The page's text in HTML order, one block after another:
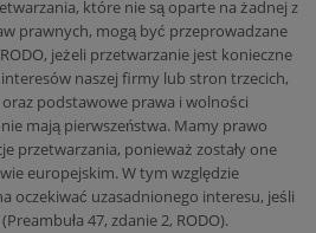
które nie są oparte na żadnej z
prawnych, mogą być przeprowadzane
jeżeli przetwarzanie jest konieczne
naszej firmy lub stron trzecich,
podstawowe prawa i wolności
mają pierwszeństwa. Mamy prawo
przetwarzania, ponieważ zostały one
europejskim. W tym względzie
oczekiwać uzasadnionego interesu, jeśli
47, zdanie 2, RODO).